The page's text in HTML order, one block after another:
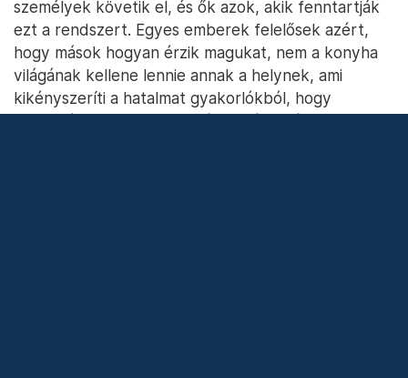
személyek követik el, és ők azok, akik fenntartják
ezt a rendszert. Egyes emberek felelősek azért,
hogy mások hogyan érzik magukat, nem a konyha
világának kellene lennie annak a helynek, ami
kikényszeríti a hatalmat gyakorlókból, hogy